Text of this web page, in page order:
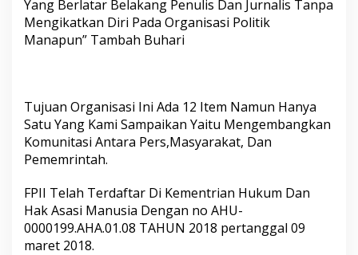
Yang Berlatar Belakang Penulis Dan Jurnalis Tanpa
Mengikatkan Diri Pada Organisasi Politik
Manapun” Tambah Buhari
Tujuan Organisasi Ini Ada 12 Item Namun Hanya
Satu Yang Kami Sampaikan Yaitu Mengembangkan
Komunitasi Antara Pers,Masyarakat, Dan
Pememrintah.
FPII Telah Terdaftar Di Kementrian Hukum Dan
Hak Asasi Manusia Dengan no AHU-
0000199.AHA.01.08 TAHUN 2018 pertanggal 09
maret 2018.